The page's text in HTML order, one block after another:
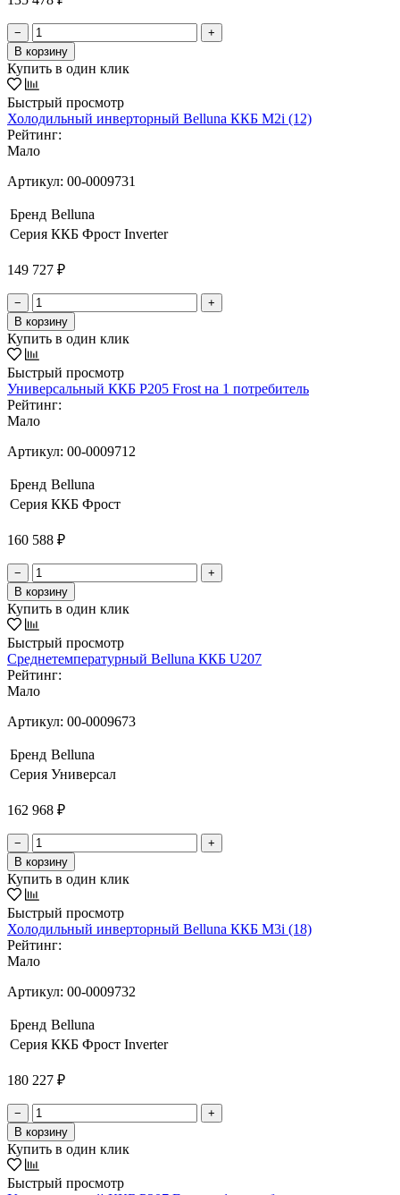
−
+
В корзину
Купить в один клик
Быстрый просмотр
Холодильный инверторный Belluna ККБ M2i (12)
Рейтинг:
Мало
Артикул: 00-0009731
Бренд Belluna
Серия ККБ Фрост Inverter
149 727 ₽
−
+
В корзину
Купить в один клик
Быстрый просмотр
Универсальный ККБ Р205 Frost на 1 потребитель
Рейтинг:
Мало
Артикул: 00-0009712
Бренд Belluna
Серия ККБ Фрост
160 588 ₽
−
+
В корзину
Купить в один клик
Быстрый просмотр
Среднетемпературный Belluna ККБ U207
Рейтинг:
Мало
Артикул: 00-0009673
Бренд Belluna
Серия Универсал
162 968 ₽
−
+
В корзину
Купить в один клик
Быстрый просмотр
Холодильный инверторный Belluna ККБ M3i (18)
Рейтинг:
Мало
Артикул: 00-0009732
Бренд Belluna
Серия ККБ Фрост Inverter
180 227 ₽
−
+
В корзину
Купить в один клик
Быстрый просмотр